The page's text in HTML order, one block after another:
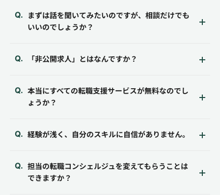
まずは話を聞いてみたいのですが、相談だけでも
いいのでしょうか？
「非公開求人」とはなんですか？
本当にすべての転職支援サービスが無料なのでし
ょうか？
経験が浅く、自分のスキルに自信がありません。
担当の転職コンシェルジュを変えてもらうことは
できますか？